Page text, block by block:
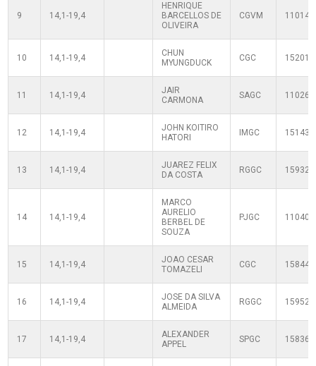
9 14,1-19,4
HENRIQUE
BARCELLOS DE
OLIVEIRA
CGVM
10 14,1-19,4
CHUN
MYUNGDUCK
CGC
11 14,1-19,4
JAIR
CARMONA
SAGC
12 14,1-19,4
JOHN KOITIRO
HATORI
IMGC
13 14,1-19,4
JUAREZ FELIX
DA COSTA
RGGC
14 14,1-19,4
MARCO
AURELIO
BERBEL DE
SOUZA
PJGC
15 14,1-19,4
JOAO CESAR
TOMAZELI
CGC
16 14,1-19,4
JOSE DA SILVA
ALMEIDA
RGGC
17 14,1-19,4
ALEXANDER
APPEL
SPGC